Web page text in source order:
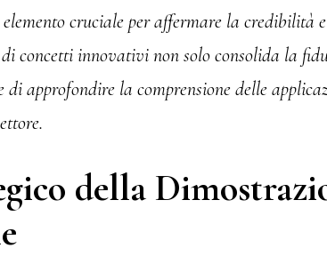
cruciale per affermare la credibilità
concetti innovativi non solo consolida la
di approfondire la comprensione delle
della